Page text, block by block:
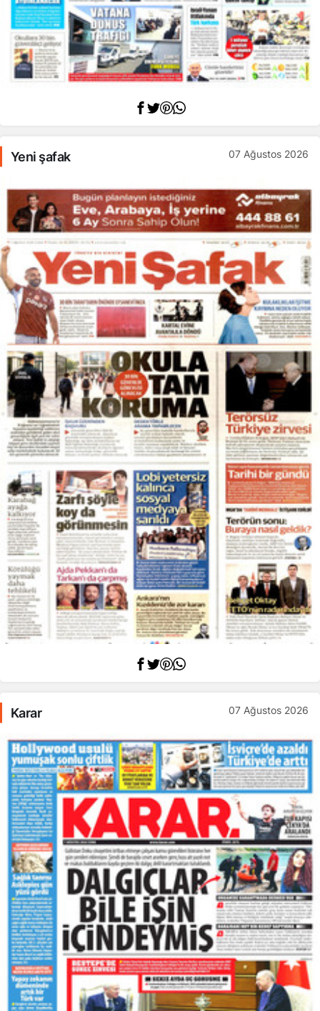
Yeni şafak 07 Ağustos 2026
Karar 07 Ağustos 2026